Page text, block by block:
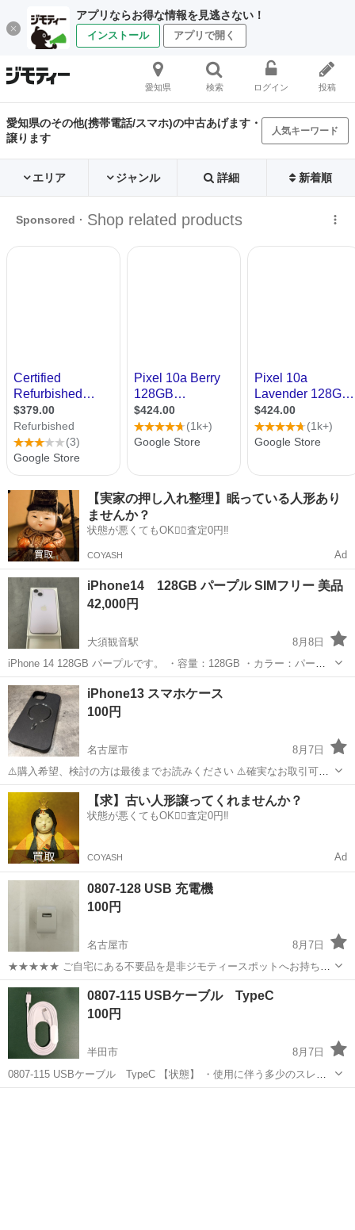
アプリならお得な情報を見逃さない！
インストール アプリで開く
愛知県 検索 ログイン 投稿
愛知県のその他(携帯電話/スマホ)の中古あげます・
譲ります
人気キーワード
エリア ジャンル 詳細 新着順
【実家の押し入れ整理】眠っている人形あり
ませんか？
状態が悪くてもOK🙆‍♀️査定0円‼️
COYASH Ad
iPhone14 128GB パープル SIMフリー 美品
42,000円
大須観音駅
8月8日
iPhone 14 128GB パープルです。 ・容量：128GB ・カラー：パープ
ル ・SIMフリー ・動作確認済み ・初期化済み ・アクティベーション
ロック解除済み 中古品のため、使用に伴う多少の傷やスレがありま
す。...
愛知 名古屋市
iPhone13 スマホケース
100円
名古屋市
8月7日
⚠️購入希望、検討の方は最後までお読みください ⚠️確実なお取引可能
な方のみお願いします 買い換えたため、お譲り先募集 他、投稿品まと
めて引き取り大歓迎 ⚠️定型文不可、購入希望者は下記内容ご連絡くだ
さい ・取引希...
愛知 名古屋市 その他 楽天
【求】古い人形譲ってくれませんか？
状態が悪くてもOK🙆‍♀️査定0円‼️
COYASH Ad
0807-128 USB 充電機
100円
名古屋市
8月7日
★★★★★ ご自宅にある不要品を是非ジモティースポットへお持ち込
みしませんか？ 家電、趣味・スポーツ・レジャー用品、こども用品、
衣料服飾品、生活雑貨、家具、本、CD・DVDなどが無料でまとめて持
ち込めます！ ※詳細はこ...
愛知 名古屋市
0807-115 USBケーブル TypeC
100円
半田市
8月7日
0807-115 USBケーブル TypeC 【状態】 ・使用に伴う多少のスレ、
キズ、落としきれない汚れなどございます ・詳細は現地でご確認くだ